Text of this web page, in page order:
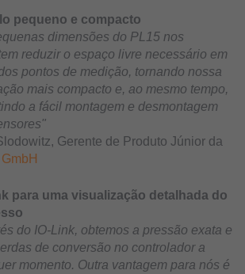
pequeno e compacto
dimensões do PL15 nos
reduzir o espaço livre necessário em
pontos de medição, tornando nossa
mais compacto e, ao mesmo tempo,
a fácil montagem e desmontagem
Gerente de Produto Júnior da
para uma visualização detalhada do
do IO-Link, obtemos a pressão exata e
de conversão no controlador a
momento. Outra vantagem para nós é